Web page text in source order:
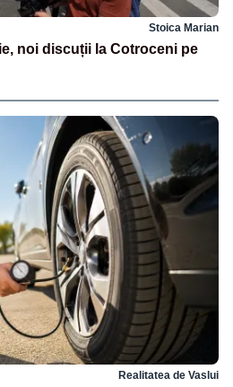
Stoica Marian
noi discuții la Cotroceni pe
Realitatea de Vaslui